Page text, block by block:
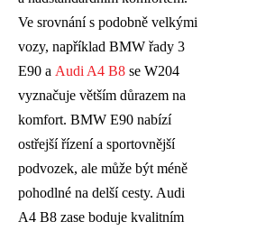
Ve srovnání s podobně velkými
vozy, například BMW řady 3
E90 a Audi A4 B8 se W204
vyznačuje větším důrazem na
komfort. BMW E90 nabízí
ostřejší řízení a sportovnější
podvozek, ale může být méně
pohodlné na delší cesty. Audi
A4 B8 zase boduje kvalitním